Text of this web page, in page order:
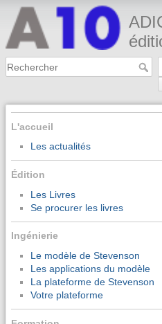
L'accueil
Les actualités
Édition
Les Livres
Se procurer les livres
Ingénierie
Le modèle de Stevenson
Les applications du modèle
La plateforme de Stevenson
Votre plateforme